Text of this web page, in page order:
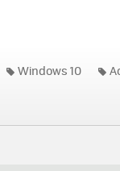
Windows 10